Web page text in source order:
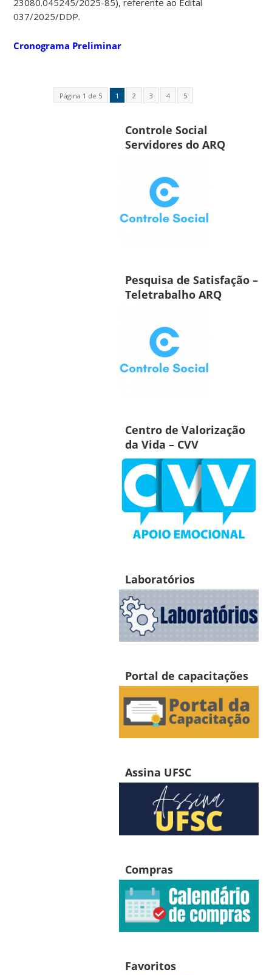
037/2025/DDP.
Cronograma Preliminar
Página 1 de 5 1 2 3 4 5
Controle Social
Servidores do ARQ
Pesquisa de Satisfação –
Teletrabalho ARQ
Centro de Valorização
da Vida – CVV
Laboratórios
Portal de capacitações
Assina UFSC
Compras
Favoritos